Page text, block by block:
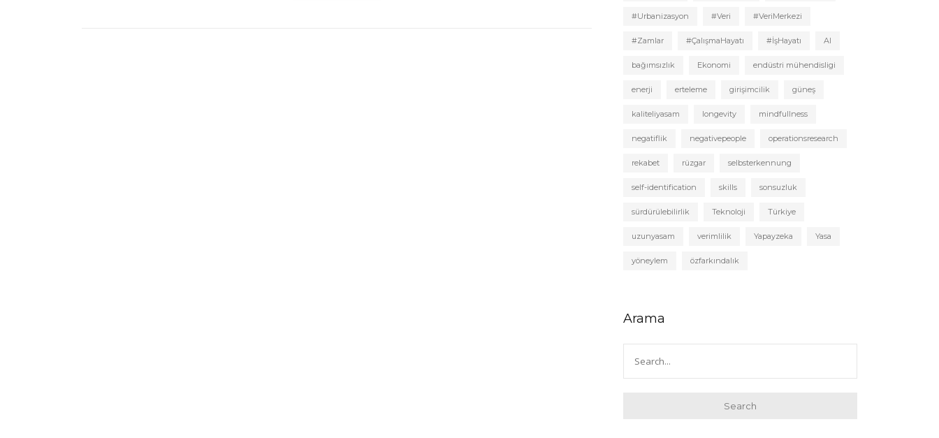
#Urbanizasyon #Veri #VeriMerkezi
#Zamlar #ÇalışmaHayatı #İşHayatı AI
bağımsızlık Ekonomi endüstri mühendisligi
enerji erteleme girişimcilik güneş
kaliteliyasam longevity mindfullness
negatiflik negativepeople operationsresearch
rekabet rüzgar selbsterkennung
self-identification skills sonsuzluk
sürdürülebilirlik Teknoloji Türkiye
uzunyasam verimlilik Yapayzeka Yasa
yöneylem özfarkındalık
Arama
Search